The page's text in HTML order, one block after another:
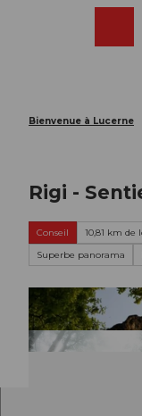
Bienvenue à Lucerne
Rigi -
Conseil 10,81 km de
Superbe panorama